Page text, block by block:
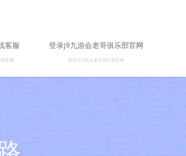
客服
客服
登录j9九游会老哥俱乐部官网
登录J9九游会老哥俱乐部官网